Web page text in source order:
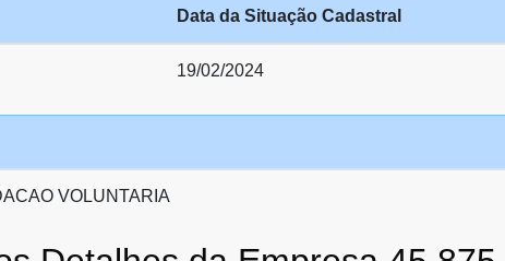
Data da Situação Cadastral
19/02/2024
VOLUNTARIA